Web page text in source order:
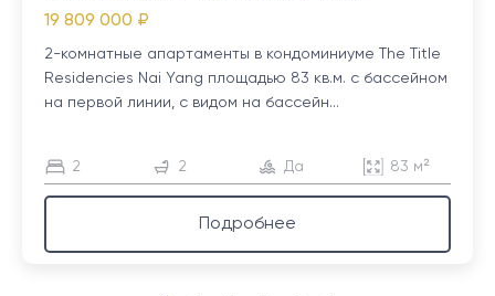
19 809 000 ₽
2-комнатные апартаменты в кондоминиуме The Title
Residencies Nai Yang площадью 83 кв.м. с бассейном
на первой линии, с видом на бассейн...
2 2 Да 83 м²
Подробнее